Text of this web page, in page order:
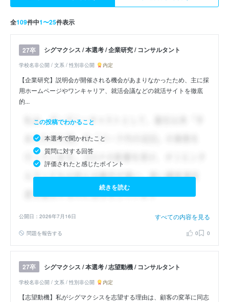
全109件中1〜25件表示
27卒 シグマクシス / 本選考 / 企業研究 / コンサルタント
学校名非公開 / 文系 / 性別非公開 内定
【企業研究】説明会が開催される機会があまりなかったため、主に採
用ホームページやワンキャリア、就活会議などの就活サイトを徹底
的...
この投稿でわかること
本選考で聞かれたこと
質問に対する回答
評価されたと感じたポイント
続きを読む
公開日：2026年7月16日 すべての内容を見る
問題を報告する 0 0
27卒 シグマクシス / 本選考 / 志望動機 / コンサルタント
学校名非公開 / 文系 / 性別非公開 内定
【志望動機】私がシグマクシスを志望する理由は、顧客の変革に同志